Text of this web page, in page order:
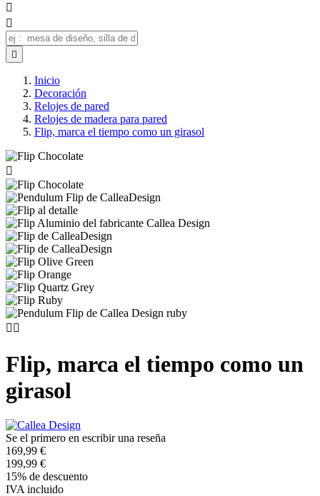



Inicio
Decoración
Relojes de pared
Relojes de madera para pared
Flip, marca el tiempo como un girasol

 
Flip, marca el tiempo como un
girasol
Se el primero en escribir una reseña
169,99 €
199,99 €
15% de descuento
IVA incluido